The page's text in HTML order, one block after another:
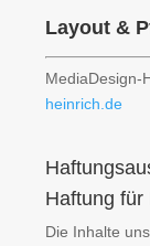
Layout &
MediaDesign-
heinrich.de
Haftung für
Die Inhalte